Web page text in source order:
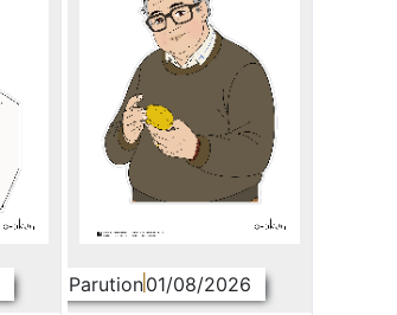
Parution01/08/2026